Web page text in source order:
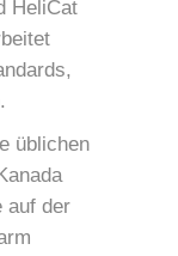
HeliCat
üblichen
auf der